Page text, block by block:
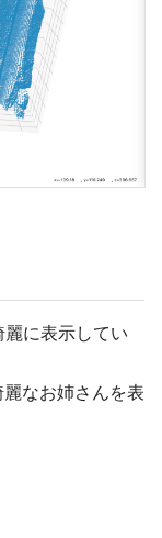
に表示してい
なお姉さんを表